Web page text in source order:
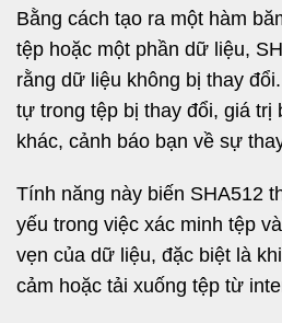
Bằng cách tạo ra một hàm
tệp hoặc một phần dữ liệu,
rằng dữ liệu không bị thay
tự trong tệp bị thay đổi, giá trị
khác, cảnh báo bạn về sự
Tính năng này biến SHA512
yếu trong việc xác minh tệp
vẹn của dữ liệu, đặc biệt là
cảm hoặc tải xuống tệp từ